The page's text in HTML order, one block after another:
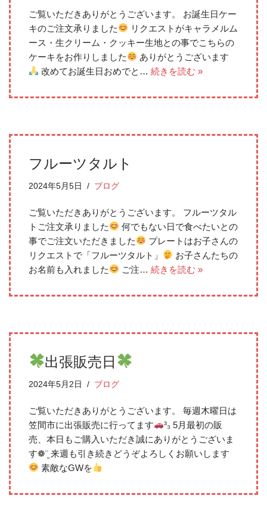
ご覧いただきありがとうございます。 お誕生日ケー
キのご注文承りました
リクエストがキャラメルム
ース・生クリーム・クッキー生地との事でこちらの
ケーキをお作りしました
ありがとうございます‪‪
改めてお誕生日おめでと…続きを読む »
フルーツタルト
2024年5月5日 ブログ
ご覧いただきありがとうございます。 フルーツタル
トご注文承りました
何でもない日で食べたいとの
事でご注文いただきました
プレートはお子さんの
リクエストで「フルーツタルト」
お子さんたちの
お名前も入れました
ご注…続きを読む »
出張販売日
2024年5月2日 ブログ
ご覧いただきありがとうございます。 毎週木曜日は
笠間市に出張販売に行ってます
³₃ 5月最初の販
売、本日もご購入いただき誠にありがとうございま
す❁¨̮ 来週も引き続きどうぞよろしくお願いします
素敵なGWを